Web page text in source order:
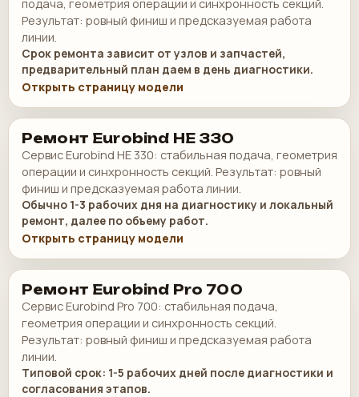
подача, геометрия операции и синхронность секций.
Результат: ровный финиш и предсказуемая работа
линии.
Срок ремонта зависит от узлов и запчастей,
предварительный план даем в день диагностики.
Открыть страницу модели
Ремонт Eurobind HE 330
Сервис Eurobind HE 330: стабильная подача, геометрия
операции и синхронность секций. Результат: ровный
финиш и предсказуемая работа линии.
Обычно 1-3 рабочих дня на диагностику и локальный
ремонт, далее по объему работ.
Открыть страницу модели
Ремонт Eurobind Pro 700
Сервис Eurobind Pro 700: стабильная подача,
геометрия операции и синхронность секций.
Результат: ровный финиш и предсказуемая работа
линии.
Типовой срок: 1-5 рабочих дней после диагностики и
согласования этапов.